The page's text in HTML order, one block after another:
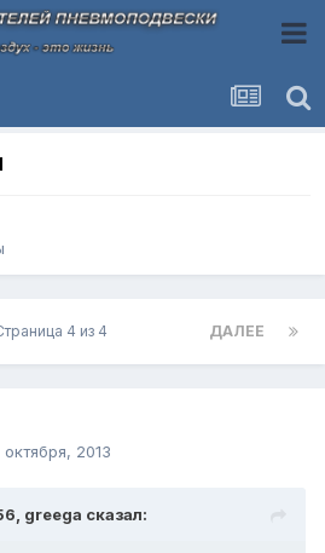
ДАЛЕЕ
4 из 4
октября, 2013
greega сказал: